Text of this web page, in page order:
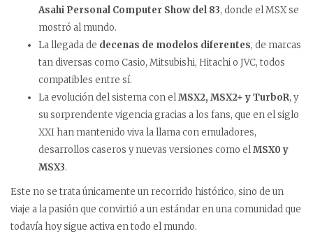
Asahi Personal Computer Show del 83, donde el MSX se
mostró al mundo.
La llegada de decenas de modelos diferentes, de marcas
tan diversas como Casio, Mitsubishi, Hitachi o JVC, todos
compatibles entre sí.
La evolución del sistema con elMSX2, MSX2+ y TurboR, y
su sorprendente vigencia gracias a los fans, que en el siglo
XXI han mantenido viva la llama con emuladores,
desarrollos caseros y nuevas versiones como elMSX0 y
MSX3.
Este no se trata únicamente un recorrido histórico, sino de un
viaje a la pasión que convirtió a un estándar en una comunidad que
todavía hoy sigue activa en todo el mundo.